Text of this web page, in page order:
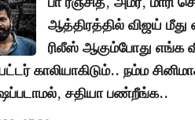
ஆத்திரத்தில் விஜய்
ரிலீஸ் ஆகும்போது எங்க
காலியாகிடும்.. நம்ம
சதியா பண்றீங்க..